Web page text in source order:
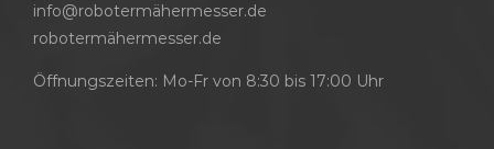
info@robotermähermesser.de
robotermähermesser.de
Öffnungszeiten: Mo-Fr von 8:30 bis 17:00 Uhr